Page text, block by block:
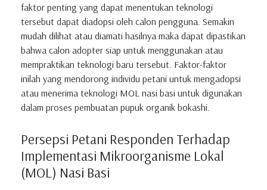
faktor penting yang dapat menentukan teknologi
tersebut dapat diadopsi oleh calon pengguna. Semakin
mudah dilihat atau diamati hasilnya maka dapat dipastikan
bahwa calon adopter siap untuk menggunakan atau
mempraktikan teknologi baru tersebut. Faktor-faktor
inilah yang mendorong individu petani untuk mengadopsi
atau menerima teknologi MOL nasi basi untuk digunakan
dalam proses pembuatan pupuk organik bokashi.
Persepsi Petani Responden Terhadap
Implementasi Mikroorganisme Lokal
(MOL) Nasi Basi